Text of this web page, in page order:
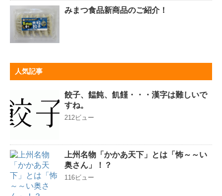
みまつ食品新商品のご紹介！
人気記事
餃子、饂飩、飢饉・・・漢字は難しいで
すね。
212ビュー
上州名物「かかあ天下」とは「怖～～い
奥さん」！？
116ビュー